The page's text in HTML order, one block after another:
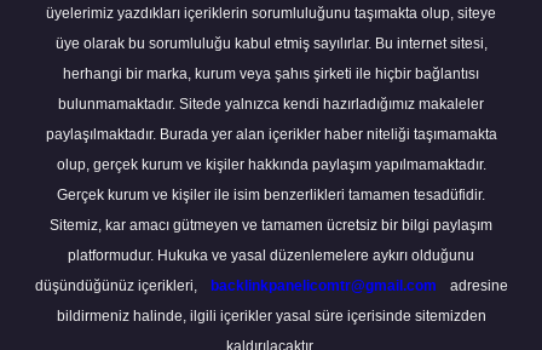
üyelerimiz yazdıkları içeriklerin sorumluluğunu taşımakta olup, siteye
üye olarak bu sorumluluğu kabul etmiş sayılırlar. Bu internet sitesi,
herhangi bir marka, kurum veya şahıs şirketi ile hiçbir bağlantısı
bulunmamaktadır. Sitede yalnızca kendi hazırladığımız makaleler
paylaşılmaktadır. Burada yer alan içerikler haber niteliği taşımamakta
olup, gerçek kurum ve kişiler hakkında paylaşım yapılmamaktadır.
Gerçek kurum ve kişiler ile isim benzerlikleri tamamen tesadüfidir.
Sitemiz, kar amacı gütmeyen ve tamamen ücretsiz bir bilgi paylaşım
platformudur. Hukuka ve yasal düzenlemelere aykırı olduğunu
düşündüğünüz içerikleri,
backlinkpanelicomtr@gmail.com
adresine
bildirmeniz halinde, ilgili içerikler yasal süre içerisinde sitemizden
kaldırılacaktır.